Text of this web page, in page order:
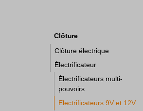
Clôture
Clôture électrique
Électrificateur
Électrificateurs multi-
pouvoirs
Electrificateurs 9V et 12V